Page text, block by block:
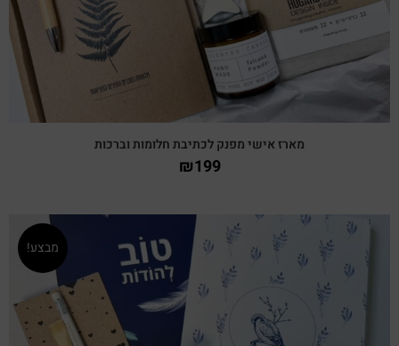
מארז אישי מפנק לכתיבת חלומות וברכות
₪199
מבצע!
צפייה מהירה